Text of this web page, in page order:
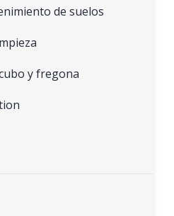
de suelos
y fregona